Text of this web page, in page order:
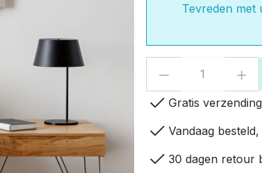
Tevreden met
check Gratis
check Vandaag
check 30 dagen retour